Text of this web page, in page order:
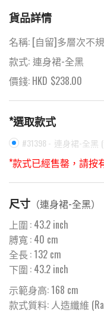
貨品詳情
名稱: [自留]多層次不
款式: 連身裙-全黑
價錢: HKD $238.00
*選取款式
#31398 - 連身裙-全黑 (
*款式已經售罄，請按
尺寸 （連身裙-全黑）
上圍 : 43.2 inch
膊寬 : 40 cm
全長 :132 cm
下圍 : 43.2 inch
示範身高: 168 cm
款式質料: 人造纖維